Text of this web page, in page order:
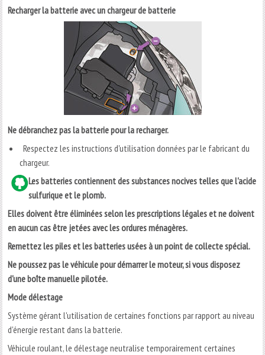
Recharger la batterie avec un chargeur de batterie
Ne débranchez pas la batterie pour la recharger.
Respectez les instructions d'utilisation données par le fabricant du
chargeur.
Les batteries contiennent des substances nocives telles que l'acide
sulfurique et le plomb.
Elles doivent être éliminées selon les prescriptions légales et ne doivent
en aucun cas être jetées avec les ordures ménagères.
Remettez les piles et les batteries usées à un point de collecte spécial.
Ne poussez pas le véhicule pour démarrer le moteur, si vous disposez
d'une boîte manuelle pilotée.
Mode délestage
Système gérant l'utilisation de certaines fonctions par rapport au niveau
d'énergie restant dans la batterie.
Véhicule roulant, le délestage neutralise temporairement certaines